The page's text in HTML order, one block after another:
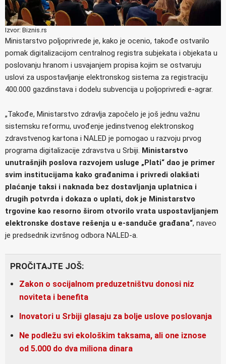
Izvor: Biznis.rs
Ministarstvo poljoprivrede je, kako je ocenio, takođe ostvarilo
pomak digitalizacijom centralnog registra subjekata i objekata u
poslovanju hranom i usvajanjem propisa kojim se ostvaruju
uslovi za uspostavljanje elektronskog sistema za registraciju
400.000 gazdinstava i dodelu subvencija u poljoprivredi e-agrar.
„Takođe, Ministarstvo zdravlja započelo je još jednu važnu
sistemsku reformu, uvođenje jedinstvenog elektronskog
zdravstvenog kartona i NALED je pomogao u razvoju prvog
programa digitalizacije zdravstva u Srbiji. Ministarstvo
unutrašnjih poslova razvojem usluge „Plati“ dao je primer
svim institucijama kako građanima i privredi olakšati
plaćanje taksi i naknada bez dostavljanja uplatnica i
drugih potvrda i dokaza o uplati, dok je Ministarstvo
trgovine kao resorno širom otvorilo vrata uspostavljanjem
elektronske dostave rešenja u e-sanduče građana“, naveo
je predsednik izvršnog odbora NALED-a.
PROČITAJTE JOŠ:
Zakon o socijalnom prеduzеtništvu donosi niz
noviteta i benefita
Inovatori u Srbiji glasaju za bolje uslove poslovanja
Ne podležu svi ekološkim taksama, ali one iznose
od 5.000 do dva miliona dinara